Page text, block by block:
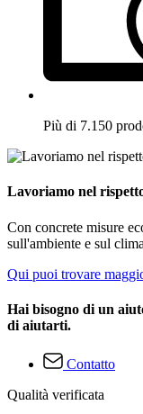
Più di 7.150
Lavoriamo nel
Con concrete misure
sull'ambiente e sul
Qui puoi trovare
Hai bisogno di un
di aiutarti.
Contatto
Qualità verificata